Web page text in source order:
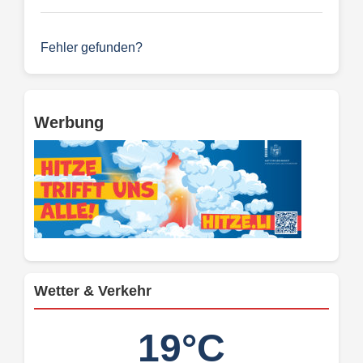
Fehler gefunden?
Werbung
Wetter & Verkehr
19°C